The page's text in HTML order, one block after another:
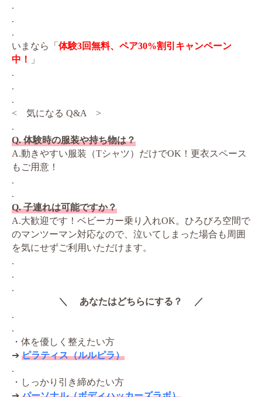
.
.
.
いまなら「 体験3回無料、ペア30%割引キャンペーン
中！
」
.
.
.
< 気になる Q&A >
.
Q. 体験時の服装や持ち物は？
A.動きやすい服装（Tシャツ）だけでOK！更衣スペース
もご用意！
.
.
Q. 子連れは可能ですか？
A.大歓迎です！ベビーカー乗り入れOK。ひろびろ空間で
のマンツーマン対応なので、泣いてしまった場合も周囲
を気にせずご利用いただけます。
.
.
.
＼ あなたはどちらにする？ ／
.
.
・体を優しく整えたい方
➔ ピラティス（ルルピラ）
.
・しっかり引き締めたい方